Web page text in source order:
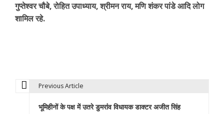
गुप्तेश्वर चौबे, रोहित उपाध्याय, श्रीमन राय, मणि शंकर पांडे आदि लोग
शामिल रहे.
Previous Article
भूमिहीनों के पक्ष में उतरे डुमरांंव विधायक डाक्टर अजीत सिंह